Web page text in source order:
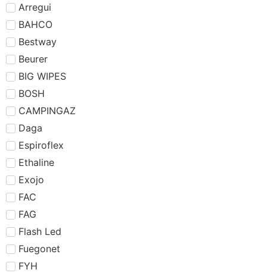
Arregui
BAHCO
Bestway
Beurer
BIG WIPES
BOSH
CAMPINGAZ
Daga
Espiroflex
Ethaline
Exojo
FAC
FAG
Flash Led
Fuegonet
FYH